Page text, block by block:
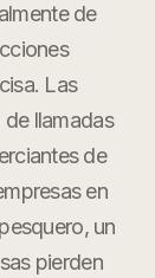
de
Las
llamadas
de
en
un
pierden